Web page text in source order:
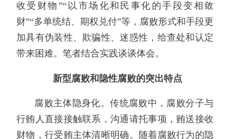
收受财物”“以市场化和民事化的手段变相敛
财”“多单统结、期权兑付”等，腐败形式和手段更
加具有伪装性、欺骗性、迷惑性，给查处和认定
带来困难。笔者结合实践谈谈体会。
新型腐败和隐性腐败的突出特点
腐败主体隐身化。传统腐败中，腐败分子与
行贿人直接接触联系，沟通请托事项，贿送接收
财物，行受贿主体清晰明确。随着腐败行为的隐